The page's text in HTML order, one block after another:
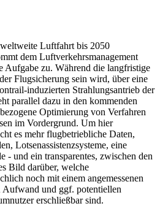
Luftfahrt bis 2050
dem Luftverkehrsmanagement
Aufgabe zu. Während die langfristige
Flugsicherung sein wird, über eine
induzierten Strahlungsantrieb der
parallel dazu in den kommenden
Optimierung von Verfahren
im Vordergrund. Um hier
es mehr flugbetriebliche Daten,
Lotsenassistenzsysteme, eine
- und ein transparentes, zwischen den
Bild darüber, welche
noch mit einem angemessenen
und ggf. potentiellen
erschließbar sind.